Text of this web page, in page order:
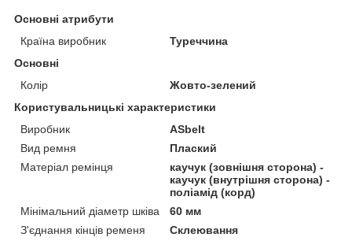
Основні атрибути
Країна виробник
Туреччина
Основні
Колір
Жовто-зелений
Користувальницькі характеристики
Виробник
ASbelt
Вид ремня
Плаский
Матеріал ремінця
каучук (зовнішня сторона) -
каучук (внутрішня сторона) -
поліамід (корд)
Мінімальний діаметр шківа
60 мм
З'єднання кінців ременя
Склеювання